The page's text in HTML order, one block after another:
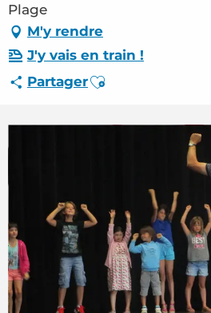
Votre séjour
Espace Pro
Plage
M'y rendre
J'y vais en train !
PartagerAjouter aux favoris